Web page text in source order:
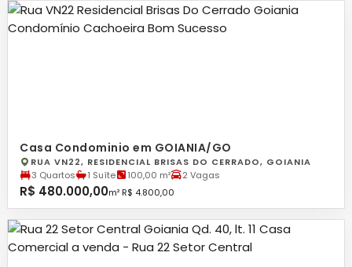
Casa Condominio em GOIANIA/GO
RUA VN22, RESIDENCIAL BRISAS DO CERRADO, GOIANIA
3 Quartos
1 Suíte 100,00 m² 2 Vagas
R$ 480.000,00m² R$ 4.800,00